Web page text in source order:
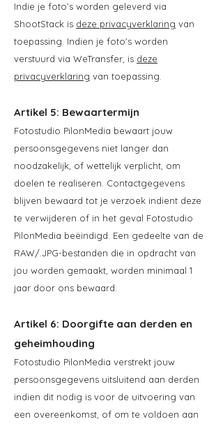
Indie je foto's worden geleverd via
ShootStack is deze privacyverklaring van
toepassing. Indien je foto's worden
verstuurd via WeTransfer, is deze
privacyverklaring van toepassing.
Artikel 5: Bewaartermijn
Fotostudio PilonMedia bewaart jouw
persoonsgegevens niet langer dan
noodzakelijk, of wettelijk verplicht, om
doelen te realiseren. Contactgegevens
blijven bewaard tot je verzoek indient deze
te verwijderen of in het geval Fotostudio
PilonMedia beëindigd. Een gedeelte van de
RAW/.JPG-bestanden die in opdracht van
jou worden gemaakt, worden minimaal 1
jaar door ons bewaard.
Artikel 6: Doorgifte aan derden en
geheimhouding
Fotostudio PilonMedia verstrekt jouw
persoonsgegevens uitsluitend aan derden
indien dit nodig is voor de uitvoering van
een overeenkomst, of om te voldoen aan